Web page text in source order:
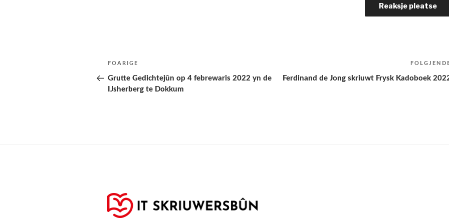
Berichtnavigatie
Folgjende
pagina
FOARIGE
Grutte Gedichtejûn op 4 febrewaris 2022 yn de
IJsherberg te Dokkum
Ferdinand de Jong skriuwt Frysk Kadoboek